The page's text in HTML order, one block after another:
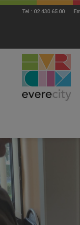
Tel : 02 430 65 00